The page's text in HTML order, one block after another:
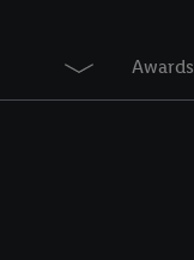
Awards
Meer informatie,